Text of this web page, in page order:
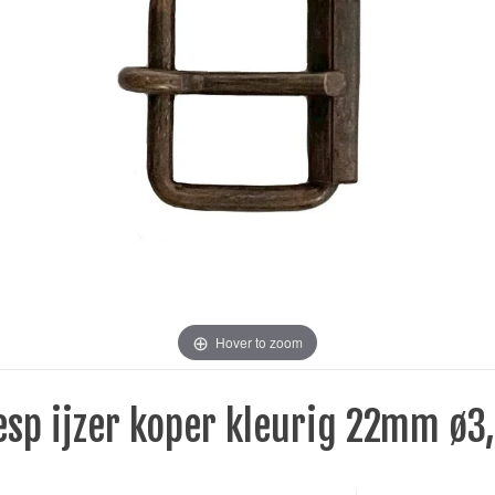
Hover to zoom
ijzer koper kleurig 22mm